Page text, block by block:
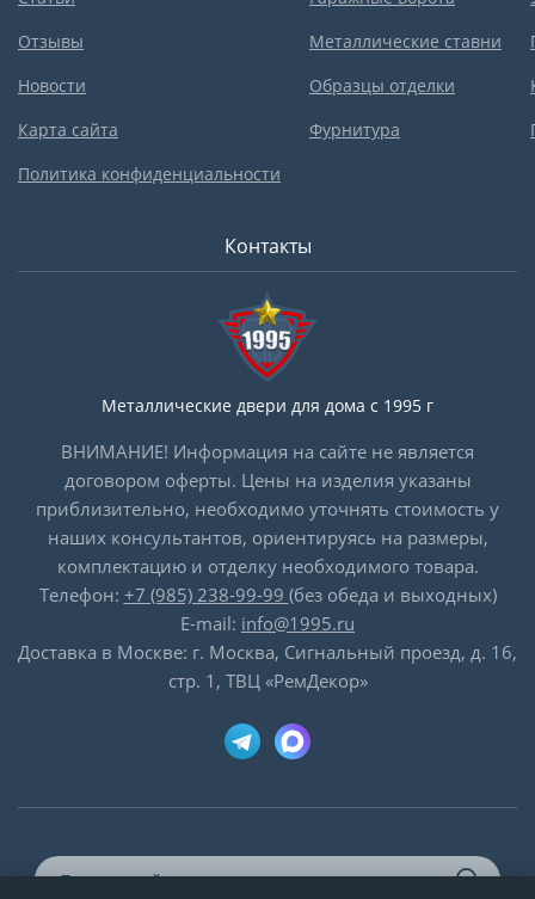
Отзывы
Новости
Карта сайта
Политика конфиденциальности
Металлические ставни
Образцы отделки
Фурнитура
Контакты
Металлические двери для дома с 1995 г
ВНИМАНИЕ! Информация на сайте не является
договором оферты. Цены на изделия указаны
приблизительно, необходимо уточнять стоимость у
наших консультантов, ориентируясь на размеры,
комплектацию и отделку необходимого товара.
Телефон: +7 (985) 238-99-99 (без обеда и выходных)
E-mail: info@1995.ru
Доставка в Москве: г. Москва, Сигнальный проезд, д. 16,
стр. 1, ТВЦ «РемДекор»